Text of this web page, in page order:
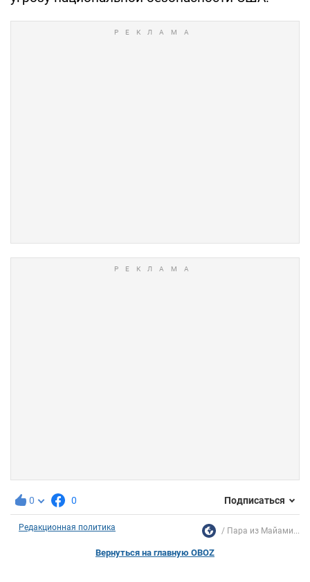
0 0 Подписаться
Редакционная политика Пара из Майами...
Вернуться на главную OBOZ